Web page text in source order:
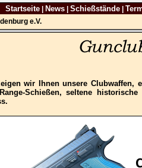
Startseite| News| Schießstände|
e.V.
wir Ihnen unsere Clubwaffen,
Schießen, seltene